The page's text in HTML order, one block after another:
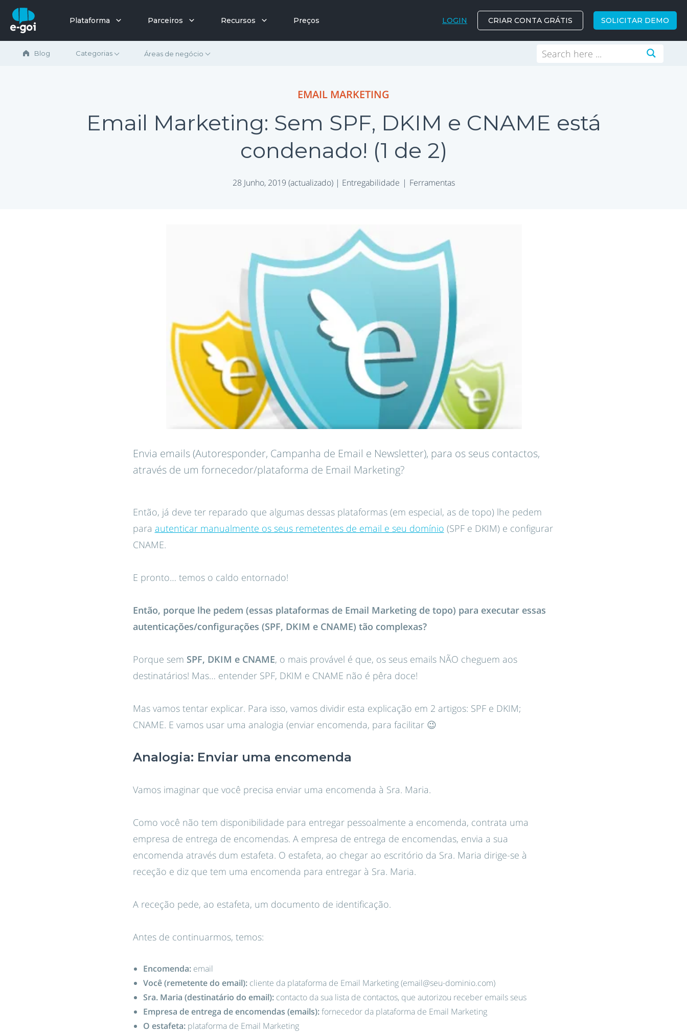
Ir para o conteúdo
Plataforma Parceiros Recursos Preços SOLICITAR DEMO
CRIAR CONTA GRÁTIS
LOGIN
Blog Categorias Áreas de negócio
EMAIL MARKETING
Email Marketing: Sem SPF, DKIM e CNAME está
condenado! (1 de 2)
28 Junho, 2019 (actualizado) | Entregabilidade Ferramentas
Envia emails (Autoresponder, Campanha de Email e Newsletter), para os seus contactos,
através de um fornecedor/plataforma de Email Marketing?
Então, já deve ter reparado que algumas dessas plataformas (em especial, as de topo) lhe pedem
para autenticar manualmente os seus remetentes de email e seu domínio (SPF e DKIM) e configurar
CNAME.
E pronto… temos o caldo entornado!
Então, porque lhe pedem (essas plataformas de Email Marketing de topo) para executar essas
autenticações/configurações (SPF, DKIM e CNAME) tão complexas?
Porque sem SPF, DKIM e CNAME, o mais provável é que, os seus emails NÃO cheguem aos
destinatários! Mas… entender SPF, DKIM e CNAME não é pêra doce!
Mas vamos tentar explicar. Para isso, vamos dividir esta explicação em 2 artigos: SPF e DKIM;
CNAME. E vamos usar uma analogia (enviar encomenda, para facilitar 😉
Analogia: Enviar uma encomenda
Vamos imaginar que você precisa enviar uma encomenda à Sra. Maria.
Como você não tem disponibilidade para entregar pessoalmente a encomenda, contrata uma
empresa de entrega de encomendas. A empresa de entrega de encomendas, envia a sua
encomenda através dum estafeta. O estafeta, ao chegar ao escritório da Sra. Maria dirige-se à
receção e diz que tem uma encomenda para entregar à Sra. Maria.
A receção pede, ao estafeta, um documento de identificação.
Antes de continuarmos, temos:
Encomenda:email
Você (remetente do email):cliente da plataforma de Email Marketing (email@seu-dominio.com)
Sra. Maria (destinatário do email):contacto da sua lista de contactos, que autorizou receber emails seus
Empresa de entrega de encomendas (emails):fornecedor da plataforma de Email Marketing
O estafeta:plataforma de Email Marketing